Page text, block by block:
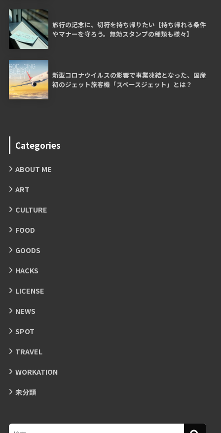
旅行の記念に、切符を持ち帰りたい【持ち帰れる条件
やマナーを守ろう。無効スタンプの種類も様々】
新型コロナウイルスの影響で事業凍結となった、国産
初のジェット旅客機「スペースジェット」とは？
Categories
ABOUT ME
ART
CULTURE
FOOD
GOODS
HACKS
LICENSE
NEWS
SPOT
TRAVEL
WORKATION
未分類